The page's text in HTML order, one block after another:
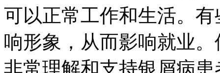
可以正常工作和生活。
响形象，从而影响就业
非常理解和支持银屑病